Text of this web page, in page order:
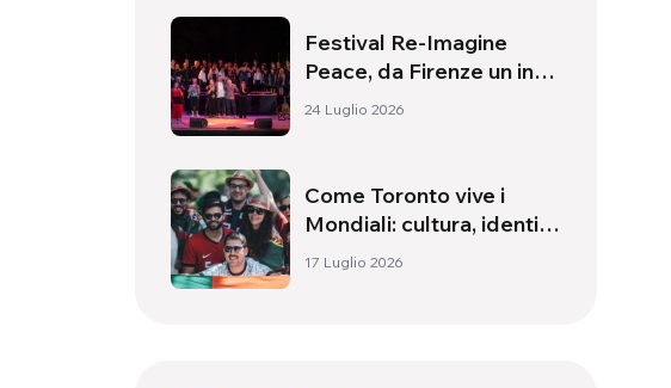
Festival Re-Imagine
Peace, da Firenze un inno
alla pace
24 Luglio 2026
Come Toronto vive i
Mondiali: cultura, identità
e politica oltre il campo
17 Luglio 2026